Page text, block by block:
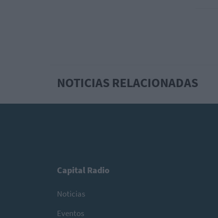
NOTICIAS RELACIONADAS
Capital Radio
Noticias
Eventos